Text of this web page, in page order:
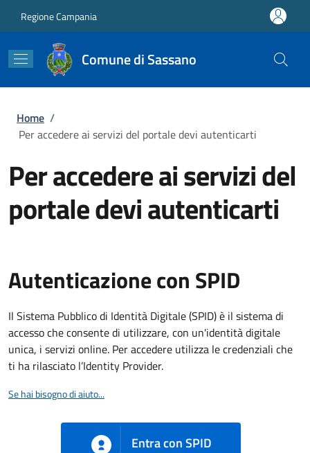
Regione Campania
Comune di Sassano
Briciole di pane
Home /
Per accedere ai servizi del portale devi autenticarti
Per accedere ai servizi del
portale devi autenticarti
Autenticazione con SPID
Il Sistema Pubblico di Identità Digitale (SPID) è il sistema di
accesso che consente di utilizzare, con un'identità digitale
unica, i servizi online. Per accedere utilizza le credenziali che
ti ha rilasciato l’Identity Provider.
Se hai bisogno di aiuto...
Entra con SPID